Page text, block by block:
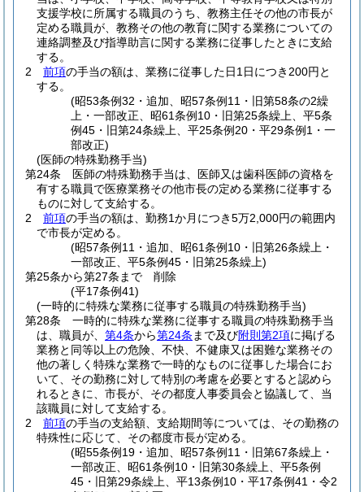
支援学校に所属する職員のうち、教務主任その他の市長が
定める職員が、教務その他の教育に関する業務についての
連絡調整及び指導助言に関する業務に従事したときに支給
する。
2
前項の手当の額は、業務に従事した日1日につき200円と
する。
(昭53条例32・追加、昭57条例11・旧第58条の2繰
上・一部改正、昭61条例10・旧第25条繰上、平5条
例45・旧第24条繰上、平25条例20・平29条例1・一
部改正)
(医師の特殊勤務手当)
第24条
医師の特殊勤務手当は、医師又は歯科医師の資格を
有する職員で医療業務その他市長の定める業務に従事する
ものに対して支給する。
2
前項の手当の額は、勤務1か月につき5万2,000円の範囲内
で市長が定める。
(昭57条例11・追加、昭61条例10・旧第26条繰上・
一部改正、平5条例45・旧第25条繰上)
第25条から第27条まで
削除
(平17条例41)
(一時的に特殊な業務に従事する職員の特殊勤務手当)
第28条
一時的に特殊な業務に従事する職員の特殊勤務手当
は、職員が、 第4条から第24条 まで及び附則第2項に掲げる
業務と同等以上の危険、不快、不健康又は困難な業務その
他の著しく特殊な業務で一時的なものに従事した場合にお
いて、その勤務に対して特別の考慮を必要とすると認めら
れるときに、市長が、その都度人事委員会と協議して、当
該職員に対して支給する。
2
前項の手当の支給額、支給期間等については、その勤務の
特殊性に応じて、その都度市長が定める。
(昭55条例19・追加、昭57条例11・旧第67条繰上・
一部改正、昭61条例10・旧第30条繰上、平5条例
45・旧第29条繰上、平13条例10・平17条例41・令2